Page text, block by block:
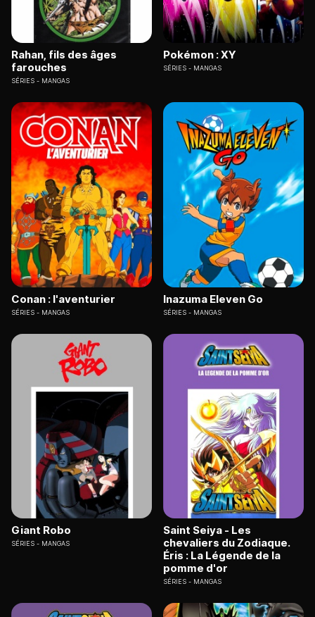
Rahan, fils des âges
farouches
SÉRIES MANGAS
Pokémon : XY
SÉRIES MANGAS
Conan : l'aventurier
SÉRIES MANGAS
Inazuma Eleven Go
SÉRIES MANGAS
Giant Robo
SÉRIES MANGAS
Saint Seiya - Les
chevaliers du Zodiaque.
Éris : La Légende de la
pomme d'or
SÉRIES MANGAS